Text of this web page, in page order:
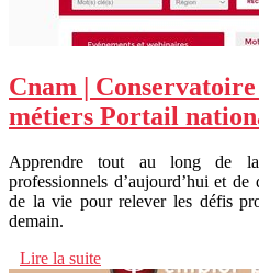
Cnam |
métiers Portail
Apprendre tout au long de
professionnels d’aujourd’hui et
de la vie pour relever les défis
demain.
Lire la suite